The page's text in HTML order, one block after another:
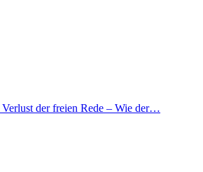
Verlust der freien Rede – Wie der…